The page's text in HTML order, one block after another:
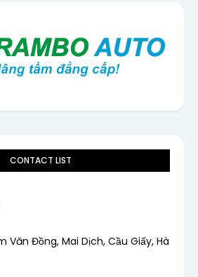
CONTACT LIST
Văn Đồng, Mai Dịch, Cầu Giấy, Hà